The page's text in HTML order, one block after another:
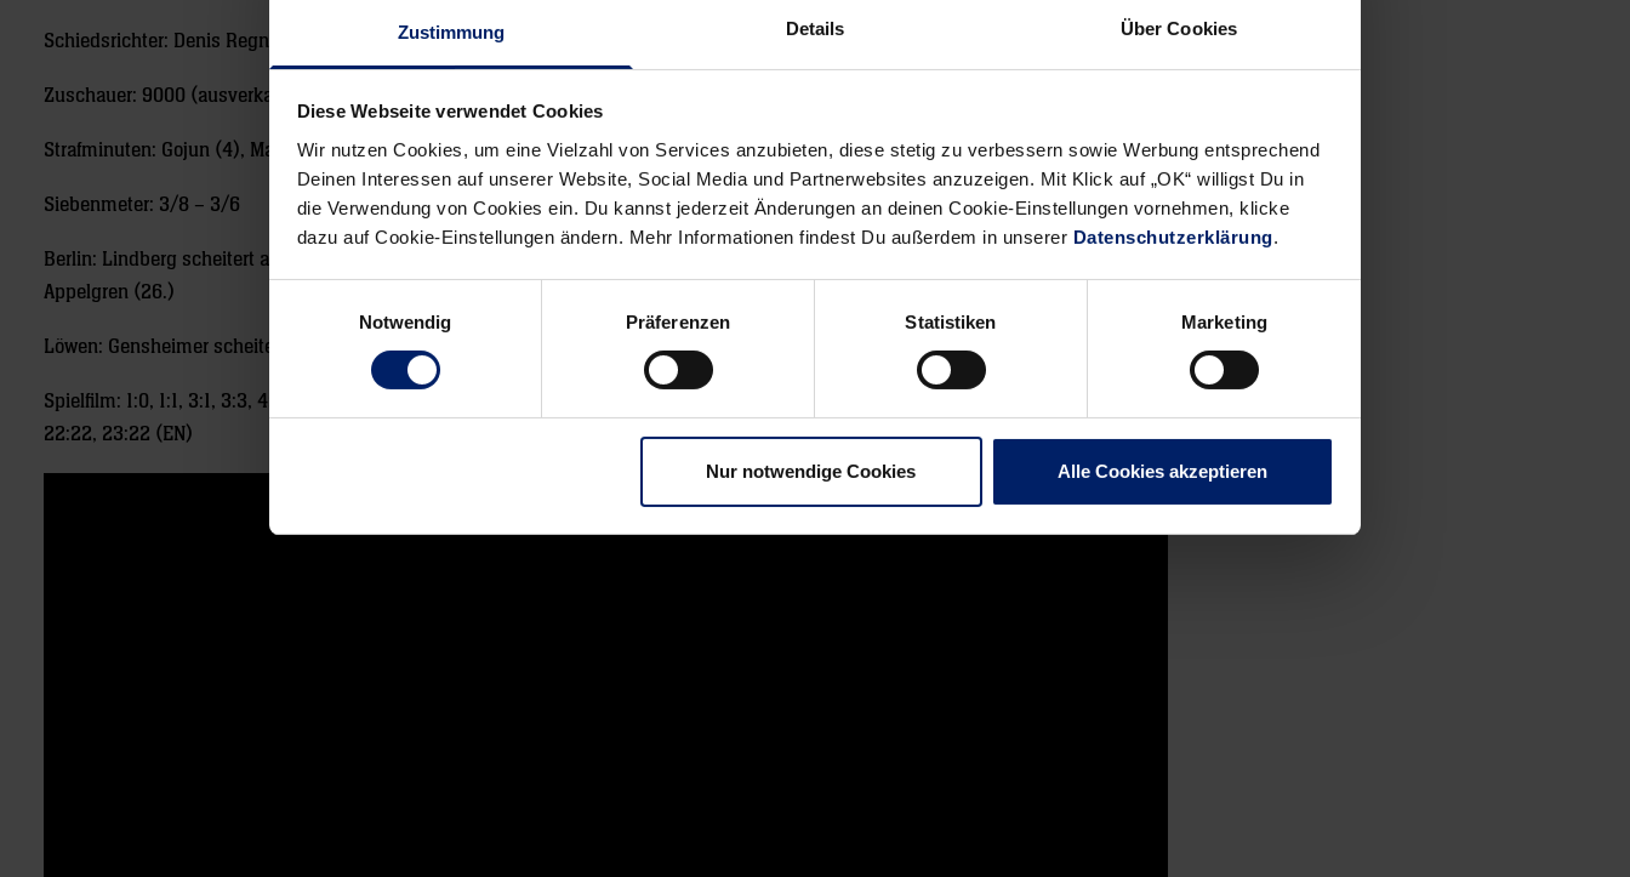
Zustimmung Details Über Cookies
Diese Webseite verwendet Cookies
Wir nutzen Cookies, um eine Vielzahl von Services anzubieten, diese stetig zu verbessern sowie Werbung entsprechend
Deinen Interessen auf unserer Website, Social Media und Partnerwebsites anzuzeigen. Mit Klick auf „OK“ willigst Du in
die Verwendung von Cookies ein. Du kannst jederzeit Änderungen an deinen Cookie-Einstellungen vornehmen, klicke
dazu auf Cookie-Einstellungen ändern. Mehr Informationen findest Du außerdem in unserer Datenschutzerklärung.
Notwendig
Präferenzen Statistiken Marketing
Nur notwendige Cookies Alle Cookies akzeptieren
Schiedsrichter: Denis Regner / Julian Koppl
Zuschauer: 9000 (ausverkauft)
Strafminuten: Gojun (4), Marsenic (2), Holm (2) – Nielsen (2), Kohlbacher (2)
Siebenmeter: 3/8 – 3/6
Berlin: Lindberg scheitert an Appelgren (7./24.) und an Palicka (39.), Simak scheitert an Appelgren (14.), Mandalinic scheitert an
Appelgren (26.)
Löwen: Gensheimer scheitert an Milosavljev (2.) und trifft den Pfosten (10.), Schmid scheitert an Milosavljev (21.)
Spielfilm: 1:0, 1:1, 3:1, 3:3, 4:4, 5:5, 6:6, 9:6, 9:9, 10:9, 10:10, 12:10 (HZ), 13:10, 13:11, 16:11, 17:12, 17:14, 19:15, 19:17, 20:17, 21:20, 22:20,
22:22, 23:22 (EN)